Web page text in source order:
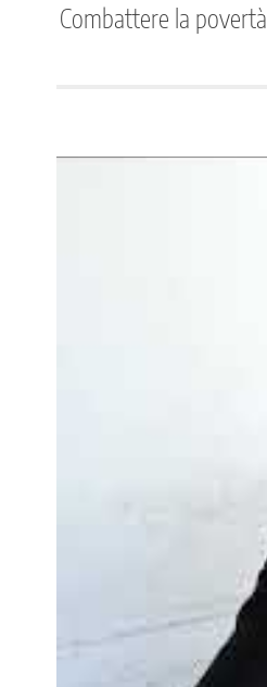
Combattere la